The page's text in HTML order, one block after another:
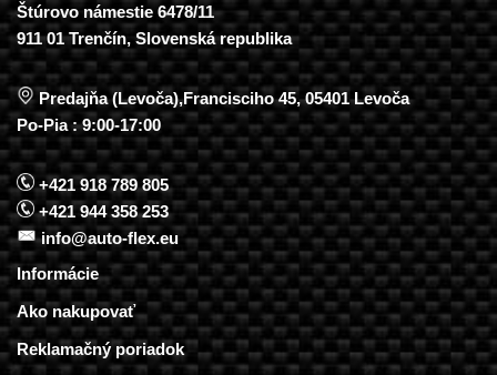
Štúrovo námestie 6478/11
911 01 Trenčín, Slovenská republika
Predajňa (Levoča),Francisciho 45, 05401 Levoča
Po-Pia : 9:00-17:00
+421 918 789 805
+421 944 358 253
info@auto-flex.eu
Informácie
Ako nakupovať
Reklamačný poriadok